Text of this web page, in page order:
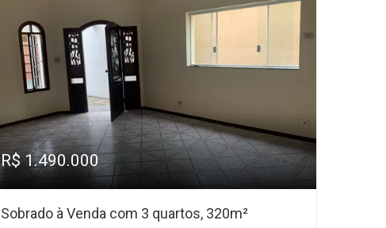
R$ 1.490.000
Sobrado à Venda com 3 quartos, 320m²